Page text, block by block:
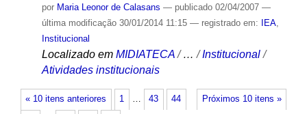
por Maria Leonor de Calasans — publicado02/04/2007 —
última modificação30/01/2014 11:15 — registrado em: IEA,
Institucional
Localizado em MIDIATECA /…/Institucional /
Atividades institucionais
« 10 itens anteriores Próximos 10 itens »
1 … 43 44